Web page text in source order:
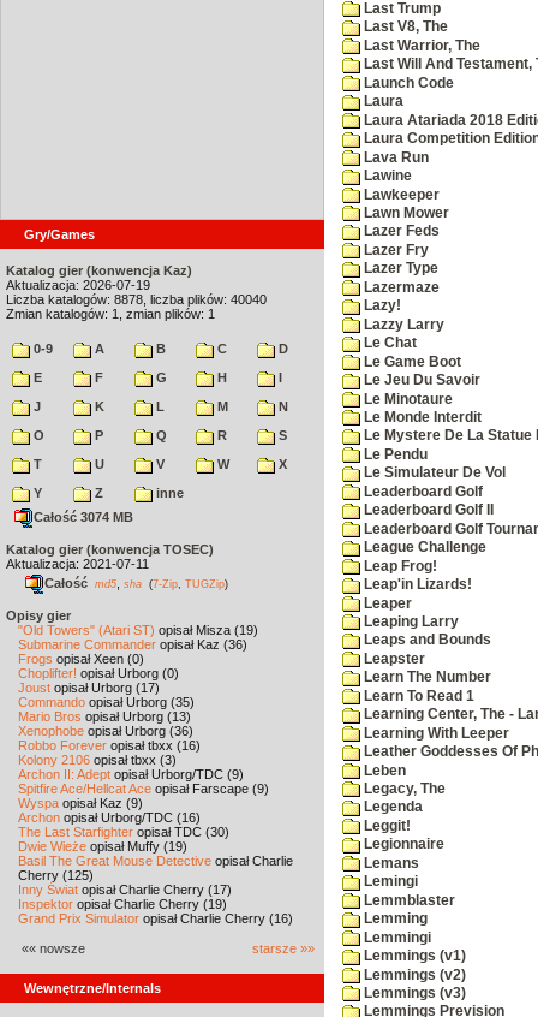
Gry/Games
Katalog gier (konwencja Kaz)
Aktualizacja: 2026-07-19
Liczba katalogów: 8878, liczba plików: 40040
Zmian katalogów: 1, zmian plików: 1
0-9 A B C
D
E
F G H
I
J
K L M
N
O
P Q R
S
T
U V W
X
Y
Z
inne
Całość 3074 MB
Katalog gier (konwencja TOSEC)
Aktualizacja: 2021-07-11
Całość md5 sha (7-Zip TUGZip)
Opisy gier
"Old Towers" (Atari ST) opisał Misza (19)
Submarine Commander opisał Kaz (36)
Frogs opisał Xeen (0)
Choplifter! opisał Urborg (0)
Joust opisał Urborg (17)
Commando opisał Urborg (35)
Mario Bros opisał Urborg (13)
Xenophobe opisał Urborg (36)
Robbo Forever opisał tbxx (16)
Kolony 2106 opisał tbxx (3)
Archon II: Adept opisał Urborg/TDC (9)
Spitfire Ace/Hellcat Ace opisał Farscape (9)
Wyspa opisał Kaz (9)
Archon opisał Urborg/TDC (16)
The Last Starfighter opisał TDC (30)
Dwie Wieże opisał Muffy (19)
Basil The Great Mouse Detective opisał Charlie
Cherry (125)
Inny Świat opisał Charlie Cherry (17)
Inspektor opisał Charlie Cherry (19)
Grand Prix Simulator opisał Charlie Cherry (16)
«« nowsze starsze »»
Wewnętrzne/Internals
Last Trump
Last V8, The
Last Warrior, The
Last Will And Testament,
Launch Code
Laura
Laura Atariada 2018
Laura Competition
Lava Run
Lawine
Lawkeeper
Lawn Mower
Lazer Feds
Lazer Fry
Lazer Type
Lazermaze
Lazy!
Lazzy Larry
Le Chat
Le Game Boot
Le Jeu Du Savoir
Le Minotaure
Le Monde Interdit
Le Mystere De La Statue
Le Pendu
Le Simulateur De Vol
Leaderboard Golf
Leaderboard Golf II
Leaderboard Golf
League Challenge
Leap Frog!
Leap'in Lizards!
Leaper
Leaping Larry
Leaps and Bounds
Leapster
Learn The Number
Learn To Read 1
Learning Center, The -
Learning With Leeper
Leather Goddesses Of
Leben
Legacy, The
Legenda
Leggit!
Legionnaire
Lemans
Lemingi
Lemmblaster
Lemming
Lemmingi
Lemmings (v1)
Lemmings (v2)
Lemmings (v3)
Lemmings Prevision